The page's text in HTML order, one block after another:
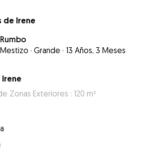
de Irene
Rumbo
Mestizo · Grande · 13 Años, 3 Meses
Irene
Zonas Exteriores : 120 m²